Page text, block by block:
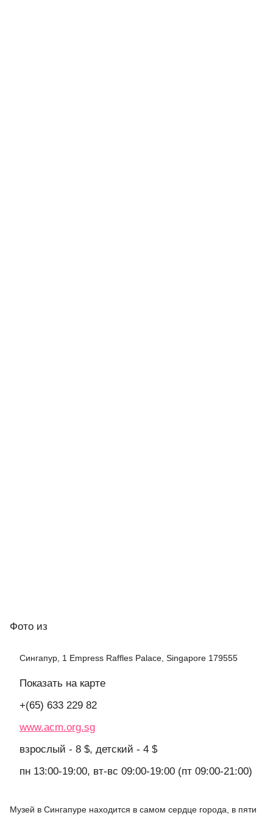
Фото из
Сингапур, 1 Empress Raffles Palace, Singapore 179555
Показать на карте
+(65) 633 229 82
www.acm.org.sg
взрослый - 8 $, детский - 4 $
пн 13:00-19:00, вт-вс 09:00-19:00 (пт 09:00-21:00)
Музей в Сингапуре находится в самом сердце города, в пяти